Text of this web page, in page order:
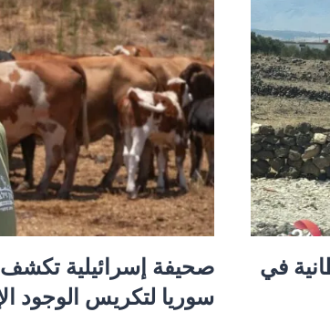
في
صحيفة إسرائيلية
سوريا لتكريس الوجود